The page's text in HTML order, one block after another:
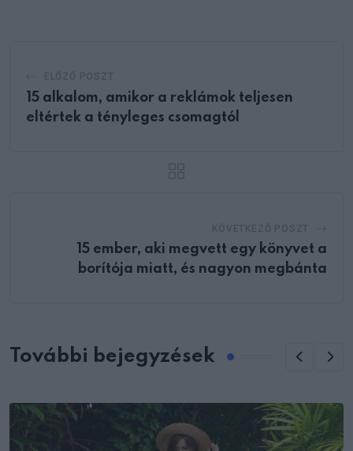
15 alkalom, amikor a reklámok teljesen
eltértek a tényleges csomagtól
15 ember, aki megvett egy könyvet a
borítója miatt, és nagyon megbánta
További bejegyzések